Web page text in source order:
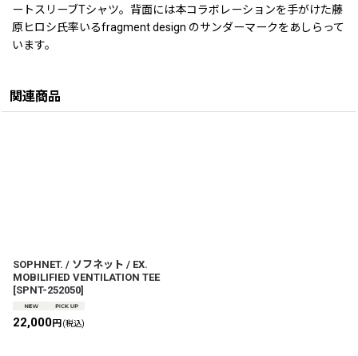
ートスリーブTシャツ。背面には本コラボレーションを手がけた藤
原ヒロシ氏率いるfragment design のサンダーマークをあしらって
います。
関連商品
SOPHNET. / ソフネット / EX.
MOBILIFIED VENTILATION TEE
[SPNT-252050]
22,000円 (税込)